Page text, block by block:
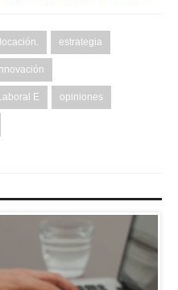
estrategia
E opiniones